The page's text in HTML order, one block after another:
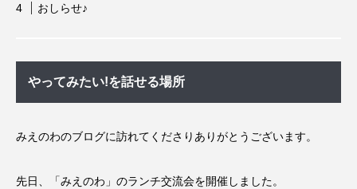
おしらせ♪
やってみたい!を話せる場所
みえのわのブログに訪れてくださりありがとうございます。
先日、「みえのわ」のランチ交流会を開催しました。